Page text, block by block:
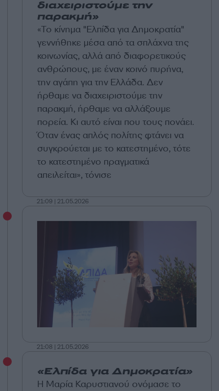
διαχειριστούμε την
παρακμή»
«Το κίνημα "Ελπίδα για Δημοκρατία"
γεννήθηκε μέσα από τα σπλάχνα της
κοινωνίας, αλλά από διαφορετικούς
ανθρώπους, με έναν κοινό πυρήνα,
την αγάπη για την Ελλάδα. Δεν
ήρθαμε να διαχειριστούμε την
παρακμή, ήρθαμε να αλλάξουμε
πορεία. Κι αυτό είναι που τους πονάει.
Όταν ένας απλός πολίτης φτάνει να
συγκρούεται με το κατεστημένο, τότε
το κατεστημένο πραγματικά
απειλείται», τόνισε
21:09 | 21.05.2026
21:08 | 21.05.2026
«Ελπίδα για Δημοκρατία»
Η Μαρία Καρυστιανού ονόμασε το